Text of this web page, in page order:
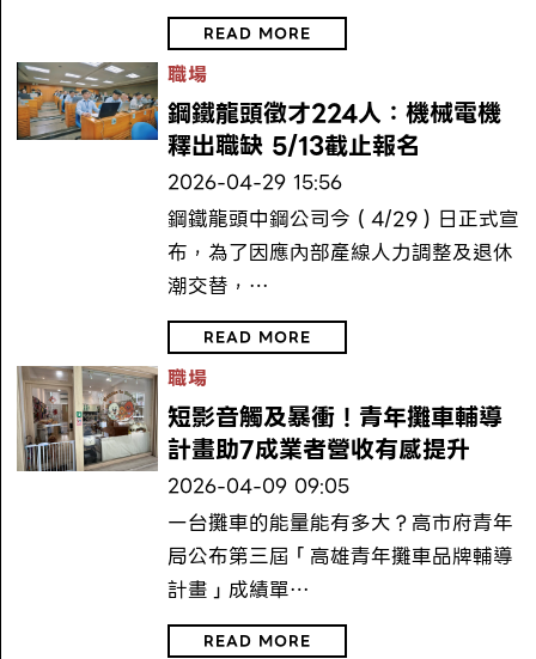
READ MORE
職場
鋼鐵龍頭徵才224人：機械電機
釋出職缺 5/13截止報名
2026-04-29 15:56
鋼鐵龍頭中鋼公司今（4/29）日正式宣
布，為了因應內部產線人力調整及退休
潮交替，…
READ MORE
職場
短影音觸及暴衝！青年攤車輔導
計畫助7成業者營收有感提升
2026-04-09 09:05
一台攤車的能量能有多大？高市府青年
局公布第三屆「高雄青年攤車品牌輔導
計畫」成績單…
READ MORE